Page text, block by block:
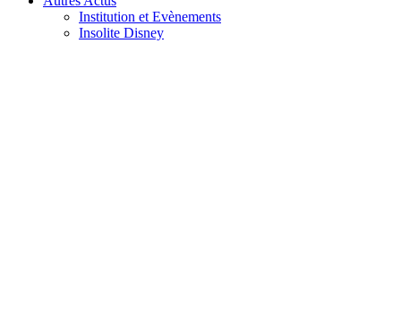
Institution et Evènements
Insolite Disney